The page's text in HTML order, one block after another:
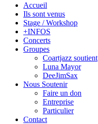
Accueil
Ils sont venus
Stage / Workshop
+INFOS
Concerts
Groupes
Coartjazz soutient
Luna Mayor
DeeJimSax
Nous Soutenir
Faire un don
Entreprise
Particulier
Contact